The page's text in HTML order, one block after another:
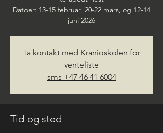
Datoer: 13-15 februar, 20-22 mars, og 12-14
juni 2026
Ta kontakt med Kranioskolen for
venteliste
sms +47 46 41 6004
Tid og sted